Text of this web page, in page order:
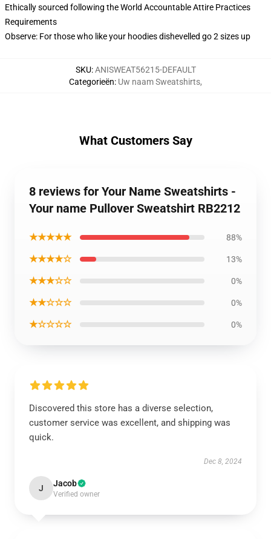
Ethically sourced following the World Accountable Attire Practices
Requirements
Observe: For those who like your hoodies dishevelled go 2 sizes up
SKU:ANISWEAT56215-DEFAULT
Categorieën: Uw naam Sweatshirts,
What Customers Say
8 reviews for Your Name Sweatshirts -
Your name Pullover Sweatshirt RB2212
★★★★★ 88%
★★★★☆ 13%
★★★☆☆ 0%
★★☆☆☆ 0%
★☆☆☆☆ 0%
Discovered this store has a diverse selection,
customer service was excellent, and shipping was
quick.
Dec 8, 2024
J Jacob
Verified owner